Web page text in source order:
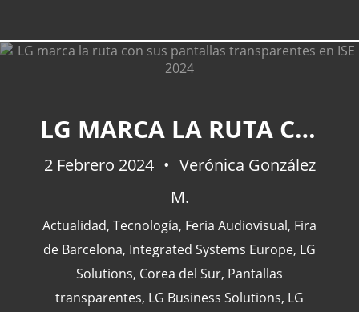
LG MARCA LA RUTA CON SUS PANTALLAS TRANSPARENTES EN ISE 2024
2 Febrero 2024
Verónica González
M.
Actualidad, Tecnología, Feria Audiovisual, Fira
de Barcelona, Integrated Systems Europe, LG
Solutions, Corea del Sur, Pantallas
transparentes, LG Business Solutions, LG